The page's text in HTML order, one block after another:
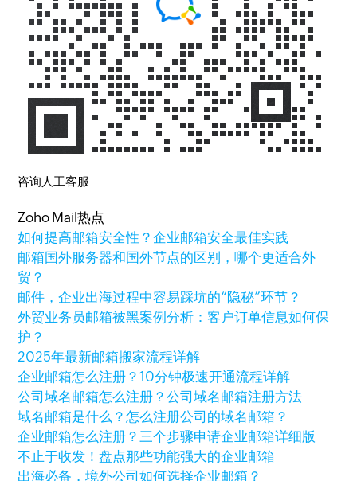
咨询人工客服
Zoho Mail热点
如何提高邮箱安全性？企业邮箱安全最佳实践
邮箱国外服务器和国外节点的区别，哪个更适合外
贸？
邮件，企业出海过程中容易踩坑的“隐秘”环节？
外贸业务员邮箱被黑案例分析：客户订单信息如何保
护？
2025年最新邮箱搬家流程详解
企业邮箱怎么注册？10分钟极速开通流程详解
公司域名邮箱怎么注册？公司域名邮箱注册方法
域名邮箱是什么？怎么注册公司的域名邮箱？
企业邮箱怎么注册？三个步骤申请企业邮箱详细版
不止于收发！盘点那些功能强大的企业邮箱
出海必备，境外公司如何选择企业邮箱？